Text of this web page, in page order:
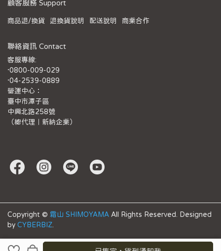
顧客服務 Support
商品退/換貨 退換貨說明 配送說明 商業合作
聯絡資訊 Contact
客服專線:
·0800-009-029
·04-2539-0889
營運中心：
臺中市潭子區
中興北路258號
（總代理｜新納企業）
Copyright © 霜山 SHIMOYAMA All Rights Reserved. Designed
by CYBERBIZ.